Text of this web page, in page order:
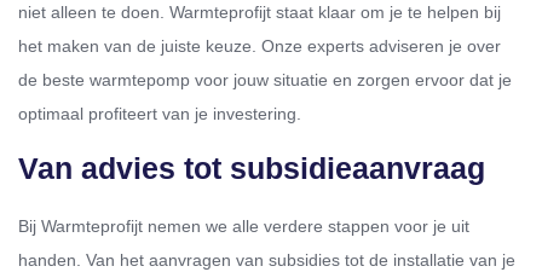
niet alleen te doen. Warmteprofijt staat klaar om je te helpen bij
het maken van de juiste keuze. Onze experts adviseren je over
de beste warmtepomp voor jouw situatie en zorgen ervoor dat je
optimaal profiteert van je investering.
Van advies tot subsidieaanvraag
Bij Warmteprofijt nemen we alle verdere stappen voor je uit
handen. Van het aanvragen van subsidies tot de installatie van je